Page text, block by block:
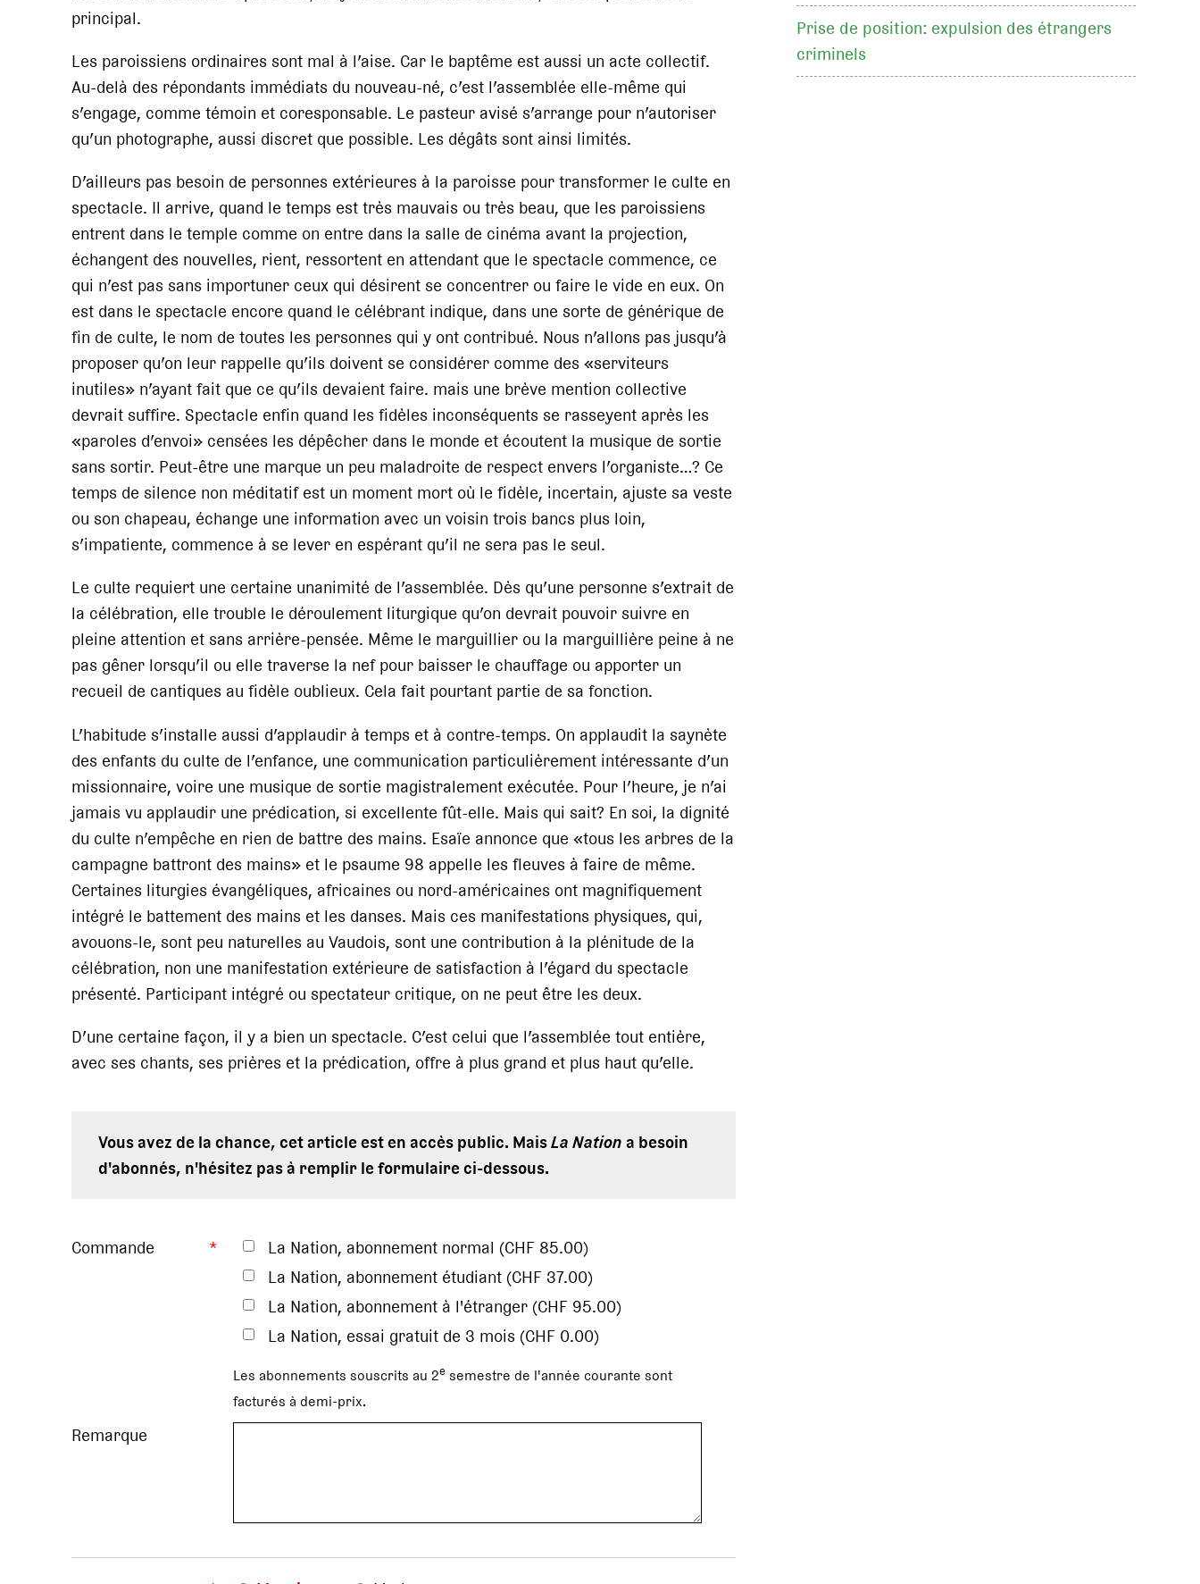
principal.
Les paroissiens ordinaires sont mal à l’aise. Car le baptême est aussi un acte collectif.
Au-delà des répondants immédiats du nouveau-né, c’est l’assemblée elle-même qui
s’engage, comme témoin et coresponsable. Le pasteur avisé s’arrange pour n’autoriser
qu’un photographe, aussi discret que possible. Les dégâts sont ainsi limités.
D’ailleurs pas besoin de personnes extérieures à la paroisse pour transformer le culte en
spectacle. Il arrive, quand le temps est très mauvais ou très beau, que les paroissiens
entrent dans le temple comme on entre dans la salle de cinéma avant la projection,
échangent des nouvelles, rient, ressortent en attendant que le spectacle commence, ce
qui n’est pas sans importuner ceux qui désirent se concentrer ou faire le vide en eux. On
est dans le spectacle encore quand le célébrant indique, dans une sorte de générique de
fin de culte, le nom de toutes les personnes qui y ont contribué. Nous n’allons pas jusqu’à
proposer qu’on leur rappelle qu’ils doivent se considérer comme des «serviteurs
inutiles» n’ayant fait que ce qu’ils devaient faire. mais une brève mention collective
devrait suffire. Spectacle enfin quand les fidèles inconséquents se rasseyent après les
«paroles d’envoi» censées les dépêcher dans le monde et écoutent la musique de sortie
sans sortir. Peut-être une marque un peu maladroite de respect envers l’organiste…? Ce
temps de silence non méditatif est un moment mort où le fidèle, incertain, ajuste sa veste
ou son chapeau, échange une information avec un voisin trois bancs plus loin,
s’impatiente, commence à se lever en espérant qu’il ne sera pas le seul.
Le culte requiert une certaine unanimité de l’assemblée. Dès qu’une personne s’extrait de
la célébration, elle trouble le déroulement liturgique qu’on devrait pouvoir suivre en
pleine attention et sans arrière-pensée. Même le marguillier ou la marguillière peine à ne
pas gêner lorsqu’il ou elle traverse la nef pour baisser le chauffage ou apporter un
recueil de cantiques au fidèle oublieux. Cela fait pourtant partie de sa fonction.
L’habitude s’installe aussi d’applaudir à temps et à contre-temps. On applaudit la saynète
des enfants du culte de l’enfance, une communication particulièrement intéressante d’un
missionnaire, voire une musique de sortie magistralement exécutée. Pour l’heure, je n’ai
jamais vu applaudir une prédication, si excellente fût-elle. Mais qui sait? En soi, la dignité
du culte n’empêche en rien de battre des mains. Esaïe annonce que «tous les arbres de la
campagne battront des mains» et le psaume 98 appelle les fleuves à faire de même.
Certaines liturgies évangéliques, africaines ou nord-américaines ont magnifiquement
intégré le battement des mains et les danses. Mais ces manifestations physiques, qui,
avouons-le, sont peu naturelles au Vaudois, sont une contribution à la plénitude de la
célébration, non une manifestation extérieure de satisfaction à l’égard du spectacle
présenté. Participant intégré ou spectateur critique, on ne peut être les deux.
D’une certaine façon, il y a bien un spectacle. C’est celui que l’assemblée tout entière,
avec ses chants, ses prières et la prédication, offre à plus grand et plus haut qu’elle.
Vous avez de la chance, cet article est en accès public. MaisLa Nationa besoin
d'abonnés, n'hésitez pas à remplir le formulaire ci-dessous.
Commande *
La Nation, abonnement normal (CHF 85.00)
La Nation, abonnement étudiant (CHF 37.00)
La Nation, abonnement à l'étranger (CHF 95.00)
La Nation, essai gratuit de 3 mois (CHF 0.00)
Les abonnements souscrits au 2e semestre de l'année courante sont
facturés à demi-prix.
Remarque
Prise de position: expulsion des étrangers
criminels